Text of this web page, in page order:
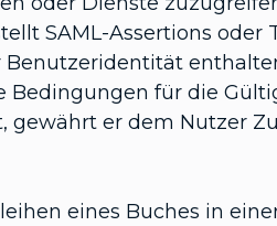
SAML-Assertions oder
für die
gewährt er dem Nutzer
eines Buches in